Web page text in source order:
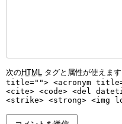
次のHTML タグと属性が使えま
title=""> <acronym
<cite> <code> <del
<strike> <strong> <img